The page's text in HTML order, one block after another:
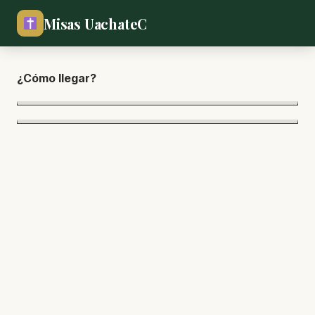
Misas UachateC
¿Cómo llegar?